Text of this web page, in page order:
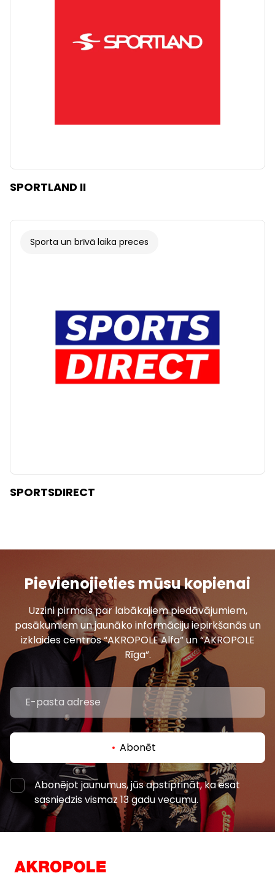
SPORTLAND II
Sporta un brīvā laika preces
SPORTSDIRECT
Pievienojieties mūsu kopienai
Uzzini pirmais par labākajiem piedāvājumiem,
pasākumiem un jaunāko informāciju iepirkšanās un
izklaides centros “AKROPOLE Alfa” un “AKROPOLE
Rīga”.
Abonēt
Abonējot jaunumus, jūs apstiprināt, ka esat
sasniedzis vismaz 13 gadu vecumu.